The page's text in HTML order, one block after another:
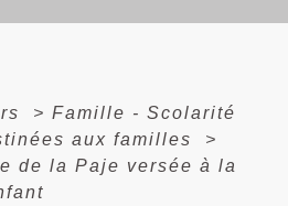
> Famille - Scolarité
aux familles
>
de la Paje versée à la